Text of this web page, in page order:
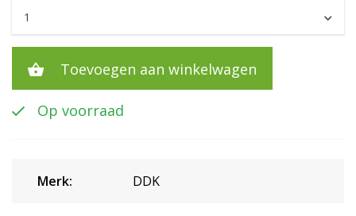
Toevoegen aan winkelwagen
Op voorraad
Merk: DDK